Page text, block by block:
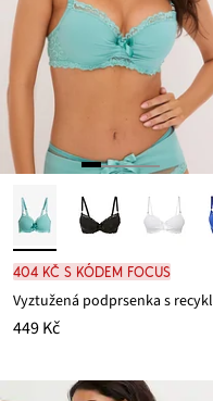
404 Kč s kódem FOCUS
449 Kč